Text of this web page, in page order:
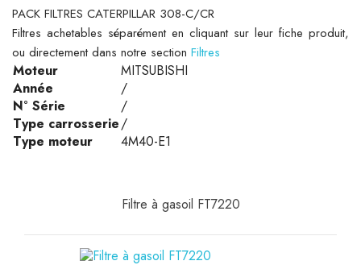
PACK FILTRES CATERPILLAR 308-C/CR
Filtres achetables séparément en cliquant sur leur fiche produit,
ou directement dans notre section Filtres
Moteur
MITSUBISHI
Année
/
N° Série
/
Type carrosserie/
Type moteur
4M40-E1
Filtre à gasoil FT7220